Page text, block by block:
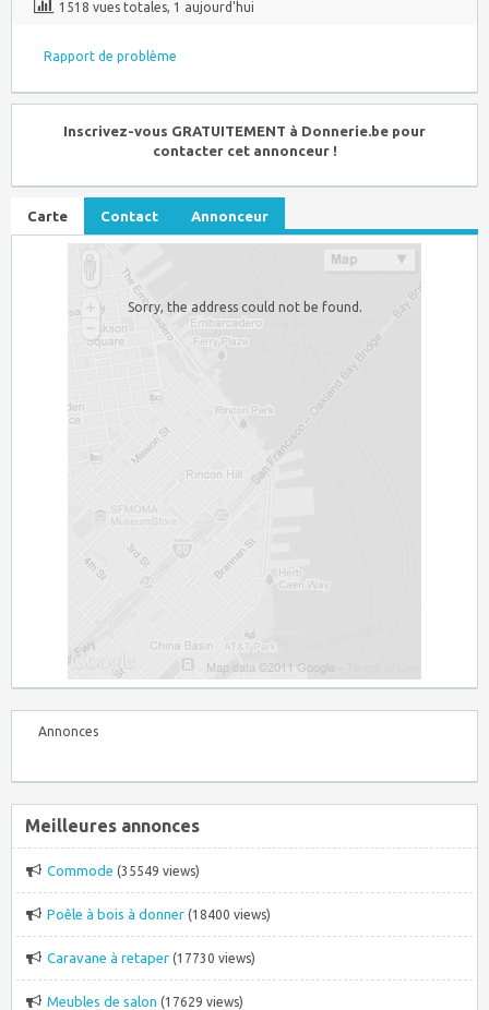
1518 vues totales, 1 aujourd'hui
Rapport de problème
Inscrivez-vous GRATUITEMENT à Donnerie.be pour
contacter cet annonceur !
Carte Contact Annonceur
Sorry, the address could not be found.
Annonces
Meilleures annonces
Commode (35549 views)
Poêle à bois à donner (18400 views)
Caravane à retaper (17730 views)
Meubles de salon (17629 views)